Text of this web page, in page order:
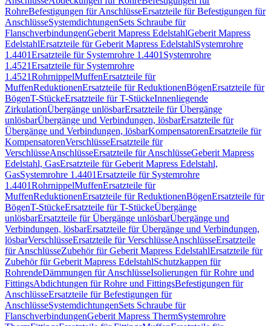
RohreBefestigungen für AnschlüsseErsatzteile für Befestigungen für
AnschlüsseSystemdichtungenSets Schraube für
FlanschverbindungenGeberit Mapress EdelstahlGeberit Mapress
EdelstahlErsatzteile für Geberit Mapress EdelstahlSystemrohre
1.4401Ersatzteile für Systemrohre 1.4401 Systemrohre
1.4521Ersatzteile für Systemrohre
1.4521RohrnippelMuffenErsatzteile für
MuffenReduktionenErsatzteile für ReduktionenBögenErsatzteile für
BögenT-StückeErsatzteile für T-StückeInnenliegende
ZirkulationÜbergänge unlösbarErsatzteile für Übergänge
unlösbarÜbergänge und Verbindungen, lösbarErsatzteile für
Übergänge und Verbindungen, lösbarKompensatorenErsatzteile für
KompensatorenVerschlüsseErsatzteile für
VerschlüsseAnschlüsseErsatzteile für AnschlüsseGeberit Mapress
Edelstahl, GasErsatzteile für Geberit Mapress Edelstahl,
GasSystemrohre 1.4401Ersatzteile für Systemrohre
1.4401RohrnippelMuffenErsatzteile für
MuffenReduktionenErsatzteile für ReduktionenBögenErsatzteile für
BögenT-StückeErsatzteile für T-StückeÜbergänge
unlösbarErsatzteile für Übergänge unlösbarÜbergänge und
Verbindungen, lösbarErsatzteile für Übergänge und Verbindungen,
lösbarVerschlüsseErsatzteile für VerschlüsseAnschlüsseErsatzteile
für AnschlüsseZubehör für Geberit Mapress EdelstahlErsatzteile für
Zubehör für Geberit Mapress EdelstahlSchutzkappen für
RohrendeDämmungen für AnschlüsseIsolierungen für Rohre und
FittingsAbdichtungen für Rohre und FittingsBefestigungen für
AnschlüsseErsatzteile für Befestigungen für
AnschlüsseSystemdichtungenSets Schraube für
FlanschverbindungenGeberit Mapress ThermSystemrohre